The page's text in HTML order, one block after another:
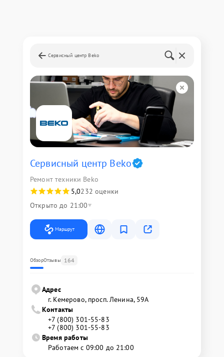
Сервисный центр Beko
Сервисный центр Beko
Ремонт техники Beko
5,0232 оценки
Открыто до 21:00
Маршрут
ОбзорОтзывы 164
Адрес
г. Кемерово, просп. Ленина, 59А
Контакты
+7 (800) 301-55-83
+7 (800) 301-55-83
Время работы
Работаем с 09:00 до 21:00